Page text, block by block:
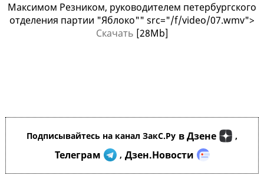
Максимом Резником, руководителем петербургского
отделения партии "Яблоко"" src="/f/video/07.wmv">
Скачать [28Mb]
Подписывайтесь на канал ЗакС.Ру в Дзене ,
Телеграм , Дзен.Новости